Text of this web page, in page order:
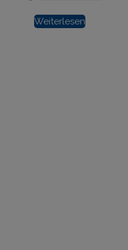
Weiterlesen